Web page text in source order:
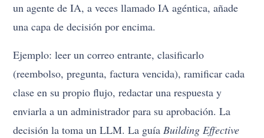
un agente de IA, a veces llamado IA agéntica, añade
una capa de decisión por encima.
Ejemplo: leer un correo entrante, clasificarlo
(reembolso, pregunta, factura vencida), ramificar cada
clase en su propio flujo, redactar una respuesta y
enviarla a un administrador para su aprobación. La
decisión la toma un LLM. La guíaBuilding Effective